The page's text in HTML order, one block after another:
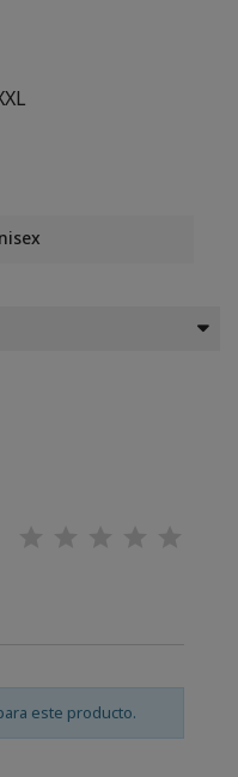
este producto.